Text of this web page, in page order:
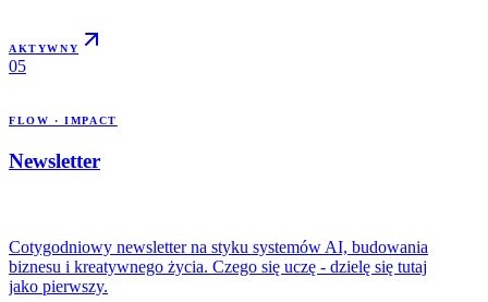
AKTYWNY
05
FLOW · IMPACT
Newsletter
Cotygodniowy newsletter na styku systemów AI, budowania
biznesu i kreatywnego życia. Czego się uczę - dzielę się tutaj
jako pierwszy.